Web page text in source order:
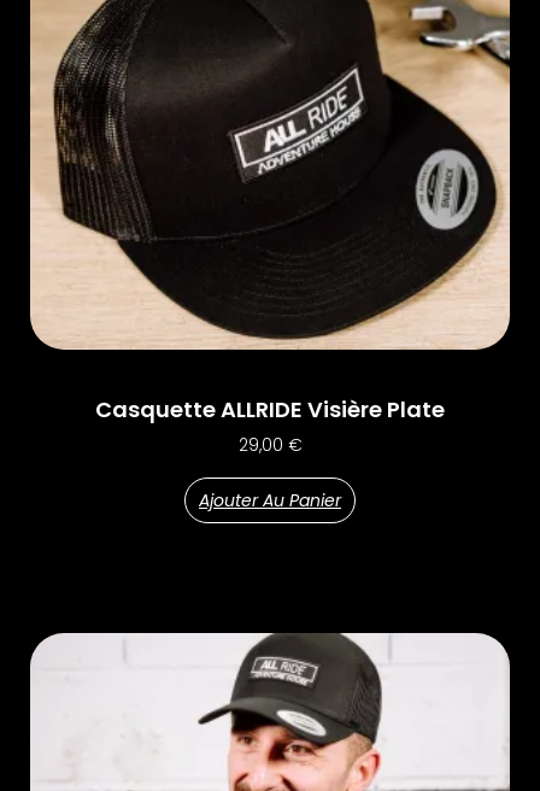
Casquette ALLRIDE Visière Plate
29,00 €
Ajouter Au Panier